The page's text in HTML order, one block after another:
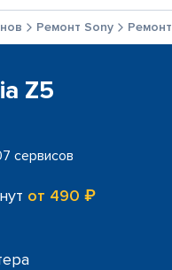
Ремонт Sony
Z5
сервисов
от 490 ₽